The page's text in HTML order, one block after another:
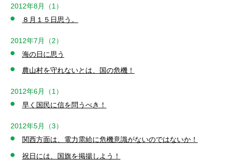
2012年8月（1）
８月１５日思う。
2012年7月（2）
海の日に思う
農山村を守れないとは、国の危機！
2012年6月（1）
早く国民に信を問うべき！
2012年5月（3）
関西方面は、電力需給に危機意識がないのではないか！
祝日には、国旗を掲揚しよう！